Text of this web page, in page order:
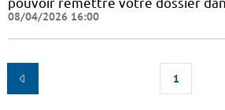
08/04/2026 16:00
1